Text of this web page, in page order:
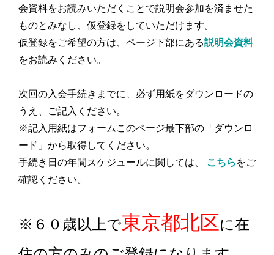
会資料をお読みいただくことで説明会参加を済ませた
ものとみなし、仮登録をしていただけます。
仮登録をご希望の方は、ページ下部にある説明会資料
をお読みください。
次回の入会手続きまでに、必ず用紙をダウンロードの
うえ、ご記入ください。
※記入用紙はフォームこのページ最下部の「ダウンロ
ード」から取得してください。
手続き日の年間スケジュールに関しては、 こちら をご
確認ください。
※６０歳以上で東京都北区に在